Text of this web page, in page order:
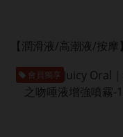
【潤滑液/高潮液/按摩】
會員獨享